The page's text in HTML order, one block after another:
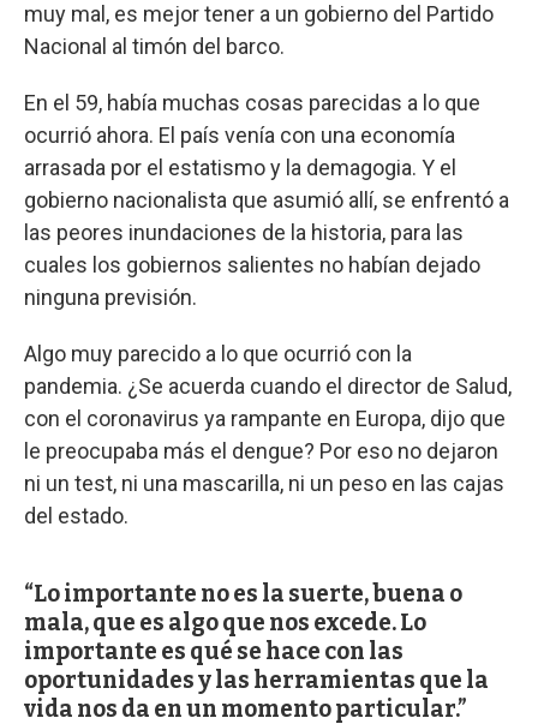
muy mal, es mejor tener a un gobierno del Partido
Nacional al timón del barco.
En el 59, había muchas cosas parecidas a lo que
ocurrió ahora. El país venía con una economía
arrasada por el estatismo y la demagogia. Y el
gobierno nacionalista que asumió allí, se enfrentó a
las peores inundaciones de la historia, para las
cuales los gobiernos salientes no habían dejado
ninguna previsión.
Algo muy parecido a lo que ocurrió con la
pandemia. ¿Se acuerda cuando el director de Salud,
con el coronavirus ya rampante en Europa, dijo que
le preocupaba más el dengue? Por eso no dejaron
ni un test, ni una mascarilla, ni un peso en las cajas
del estado.
Lo importante no es la suerte, buena o
mala, que es algo que nos excede. Lo
importante es qué se hace con las
oportunidades y las herramientas que la
vida nos da en un momento particular.